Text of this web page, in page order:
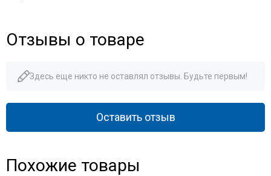
Отзывы о товаре
Здесь еще никто не оставлял отзывы. Будьте первым!
Оставить отзыв
Похожие товары